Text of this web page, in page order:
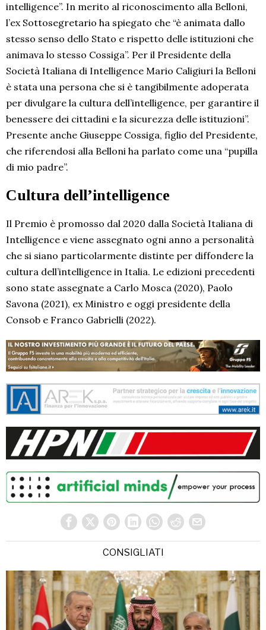
intelligence”. In merito al riconoscimento alla Belloni,
l’ex Sottosegretario ha spiegato che “è animata dallo
stesso senso dello Stato e rispetto delle istituzioni che
animava lo stesso Cossiga”. Per il Presidente della
Società Italiana di Intelligence Mario Caligiuri la Belloni
è stata una persona che si è tangibilmente adoperata
per divulgare la cultura dell’intelligence, per garantire il
benessere dei cittadini e la sicurezza delle istituzioni”.
Presente anche Giuseppe Cossiga, figlio del Presidente,
che riferendosi alla Belloni ha parlato come una “pupilla
di mio padre”.
Cultura dell’intelligence
Il Premio è promosso dal 2020 dalla Società Italiana di
Intelligence e viene assegnato ogni anno a personalità
che si siano particolarmente distinte per diffondere la
cultura dell’intelligence in Italia. Le edizioni precedenti
sono state assegnate a Carlo Mosca (2020), Paolo
Savona (2021), ex Ministro e oggi presidente della
Consob e Franco Gabrielli (2022).
CONSIGLIATI